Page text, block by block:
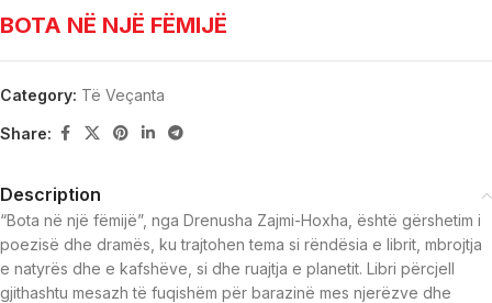
BOTA NË NJË FËMIJË
Category: Të Veçanta
Share:
Description
“Bota në një fëmijë”, nga Drenusha Zajmi-Hoxha, është gërshetim i
poezisë dhe dramës, ku trajtohen tema si rëndësia e librit, mbrojtja
e natyrës dhe e kafshëve, si dhe ruajtja e planetit. Libri përcjell
gjithashtu mesazh të fuqishëm për barazinë mes njerëzve dhe